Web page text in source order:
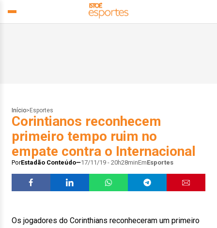
Início> Esportes
Corintianos reconhecem
primeiro tempo ruim no
empate contra o Internacional
PorEstadão Conteúdo 17/11/19 - 20h28minEmEsportes
Os jogadores do Corinthians reconheceram um primeiro